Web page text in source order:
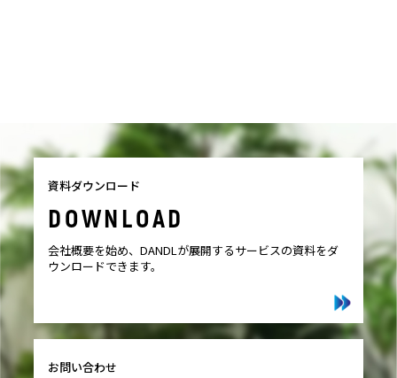
資料ダウンロード
DOWNLOAD
会社概要を始め、DANDLが展開するサービスの資料をダ
ウンロードできます。
お問い合わせ